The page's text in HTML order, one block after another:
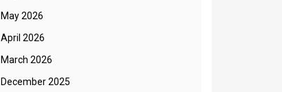
May 2026
April 2026
March 2026
December 2025